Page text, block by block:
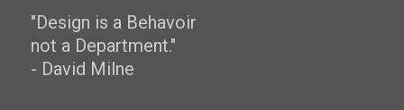
"Design is a Behavoir
not a Department."
- David Milne